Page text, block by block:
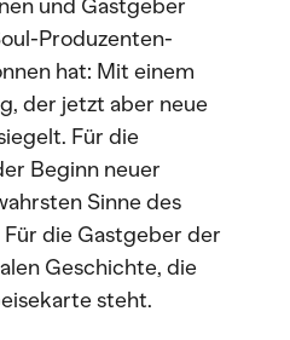
und Gastgeber
Produzenten-
hat: Mit einem
der jetzt aber neue
Für die
Beginn neuer
Sinne des
die Gastgeber der
Geschichte, die
steht.